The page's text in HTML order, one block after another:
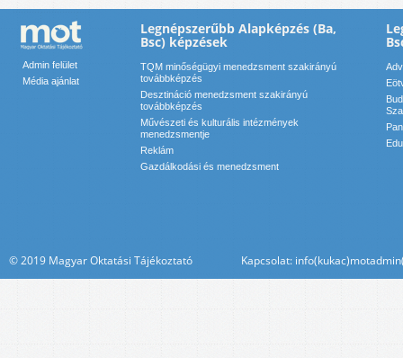
Admin felület
Média ajánlat
Legnépszerűbb Alapképzés (Ba,
Bsc) képzések
TQM minőségügyi menedzsment szakirányú
továbbképzés
Desztináció menedzsment szakirányú
továbbképzés
Művészeti és kulturális intézmények
menedzsmentje
Reklám
Gazdálkodási és menedzsment
© 2019 Magyar Oktatási Tájékoztató Kapcsolat: